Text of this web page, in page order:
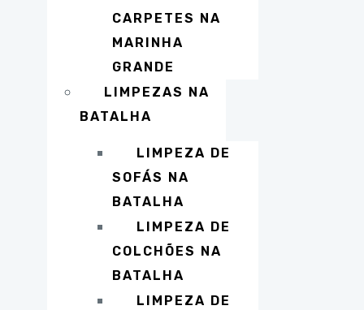
CARPETES NA
MARINHA
GRANDE
LIMPEZAS NA
BATALHA
LIMPEZA DE
SOFÁS NA
BATALHA
LIMPEZA DE
COLCHÕES NA
BATALHA
LIMPEZA DE